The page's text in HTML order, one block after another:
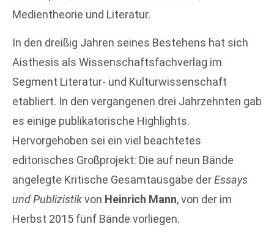
Medientheorie und Literatur.
In den dreißig Jahren seines Bestehens hat sich
Aisthesis als Wissenschaftsfachverlag im
Segment Literatur- und Kulturwissenschaft
etabliert. In den vergangenen drei Jahrzehnten gab
es einige publikatorische Highlights.
Hervorgehoben sei ein viel beachtetes
editorisches Großprojekt: Die auf neun Bände
angelegte Kritische Gesamtausgabe derEssays
und Publizistikvon Heinrich Mann, von der im
Herbst 2015 fünf Bände vorliegen.